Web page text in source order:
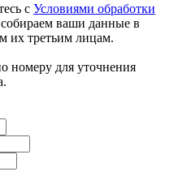
с Условиями обработки
ваши данные в
их третьим лицам.
номеру для уточнения